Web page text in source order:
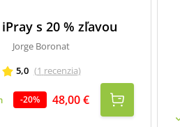
s 20 % zľavou
Jorge Boronat
5,0 (1 recenzia)
-20% 48,00 €